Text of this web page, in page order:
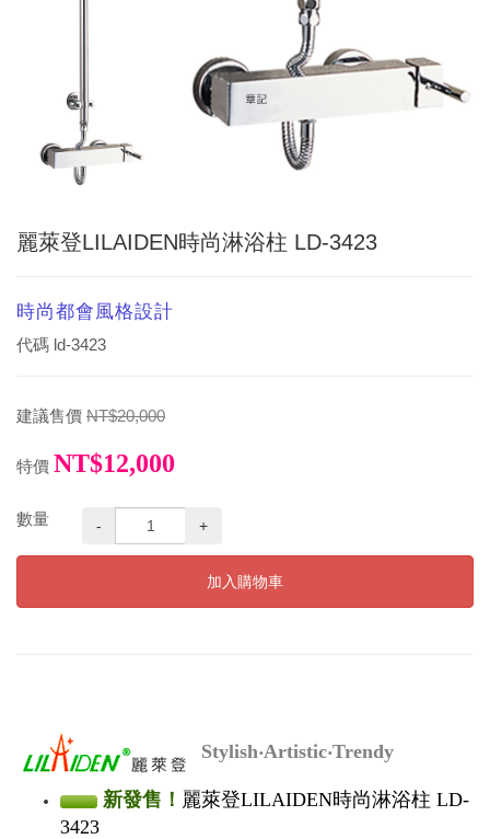
麗萊登LILAIDEN時尚淋浴柱 LD-3423
時尚都會風格設計
代碼 ld-3423
建議售價 NT$20,000
特價 NT$12,000
數量 - +
加入購物車
Stylish‧Artistic‧Trendy
新發售！ 麗萊登LILAIDEN時尚淋浴柱 LD-
3423